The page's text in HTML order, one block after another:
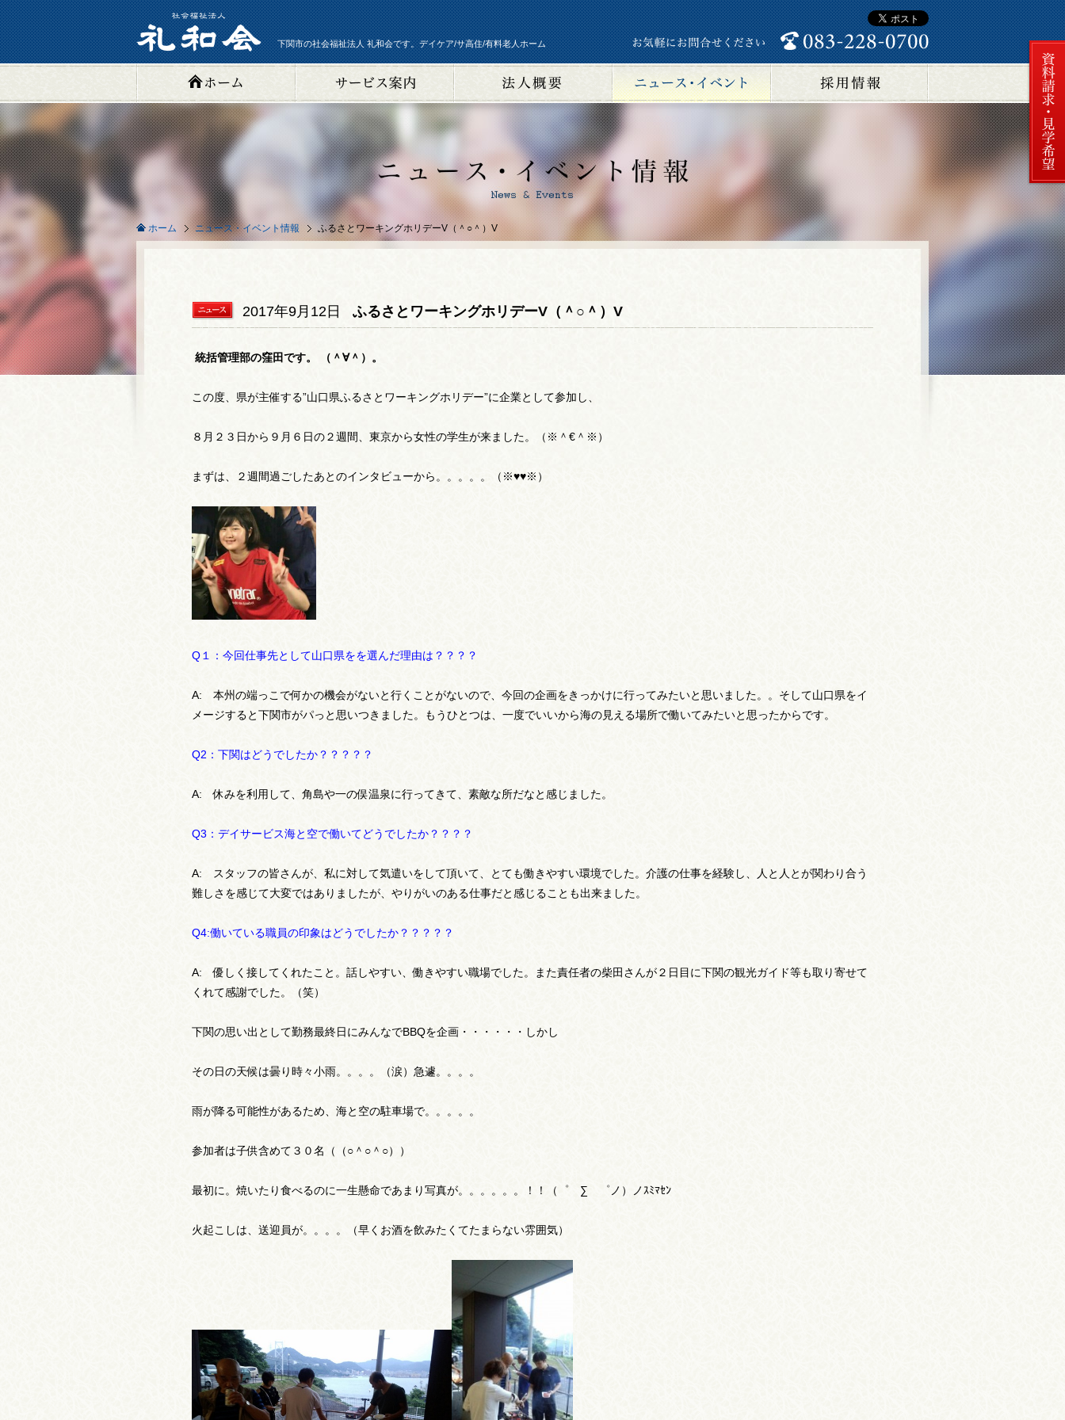
下関市の社会福祉法人 礼和会です。デイケア/サ高住/有料老人ホーム
ホーム ニュース・イベント情報 ふるさとワーキングホリデーV（＾○＾）V
2017年9月12日 ふるさとワーキングホリデーV（＾○＾）V
統括管理部の窪田です。 （＾∀＾）。
この度、県が主催する”山口県ふるさとワーキングホリデー”に企業として参加し、
８月２３日から９月６日の２週間、東京から女性の学生が来ました。（※＾€＾※）
まずは、２週間過ごしたあとのインタビューから。。。。。（※♥♥※）
Q１：今回仕事先として山口県をを選んだ理由は？？？？
A: 本州の端っこで何かの機会がないと行くことがないので、今回の企画をきっかけに行ってみたいと思いました。。そして山口県をイ
メージすると下関市がパっと思いつきました。もうひとつは、一度でいいから海の見える場所で働いてみたいと思ったからです。
Q2：下関はどうでしたか？？？？？
A: 休みを利用して、角島や一の俣温泉に行ってきて、素敵な所だなと感じました。
Q3：デイサービス海と空で働いてどうでしたか？？？？
A: スタッフの皆さんが、私に対して気遣いをして頂いて、とても働きやすい環境でした。介護の仕事を経験し、人と人とが関わり合う
難しさを感じて大変ではありましたが、やりがいのある仕事だと感じることも出来ました。
Q4:働いている職員の印象はどうでしたか？？？？？
A: 優しく接してくれたこと。話しやすい、働きやすい職場でした。また責任者の柴田さんが２日目に下関の観光ガイド等も取り寄せて
くれて感謝でした。（笑）
下関の思い出として勤務最終日にみんなでBBQを企画・・・・・・しかし
その日の天候は曇り時々小雨。。。。（涙）急遽。。。。
雨が降る可能性があるため、海と空の駐車場で。。。。。
参加者は子供含めて３０名（（○＾○＾○））
最初に。焼いたり食べるのに一生懸命であまり写真が。。。。。。！！（゜ ∑ ゜ノ）ノｽﾐﾏｾﾝ
火起こしは、送迎員が。。。。（早くお酒を飲みたくてたまらない雰囲気）